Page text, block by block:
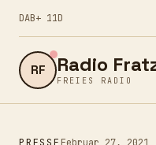
DAB+ 11D
RF Radio
FREIES RADIO